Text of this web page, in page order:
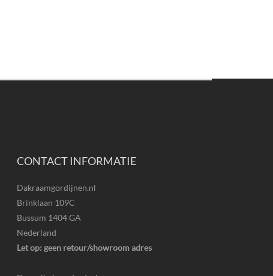
CONTACT INFORMATIE
Dakraamgordijnen.nl
Brinklaan 109C
Bussum 1404 GA
Nederland
Let op: geen retour/showroom adres